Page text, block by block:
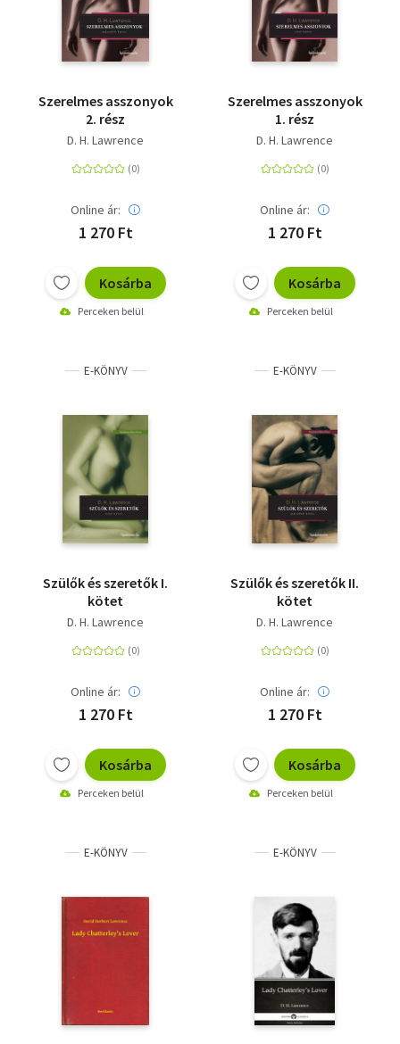
Szerelmes asszonyok
2. rész
D. H. Lawrence
Online ár:
1 270 Ft
Kosárba
Perceken belül
Szerelmes asszonyok
1. rész
D. H. Lawrence
Online ár:
1 270 Ft
Kosárba
Perceken belül
E-KÖNYV
Szülők és szeretők I.
kötet
D. H. Lawrence
Online ár:
1 270 Ft
Kosárba
Perceken belül
E-KÖNYV
Szülők és szeretők II.
kötet
D. H. Lawrence
Online ár:
1 270 Ft
Kosárba
Perceken belül
E-KÖNYV E-KÖNYV